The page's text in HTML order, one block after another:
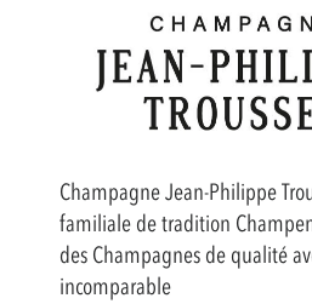
Champagne Jean-Philippe
familiale de tradition
des Champagnes de qualité
incomparable